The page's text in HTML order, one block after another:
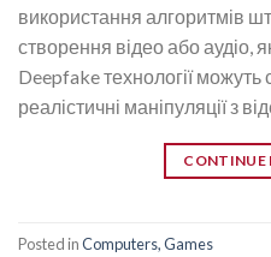
використання алгоритмів
створення відео або аудіо,
Deepfake технології
реалістичні маніпуляції з
CONTINUE
Posted inComputers, Games